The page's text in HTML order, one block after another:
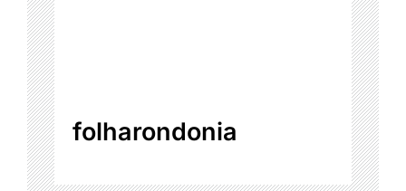
folharondonia